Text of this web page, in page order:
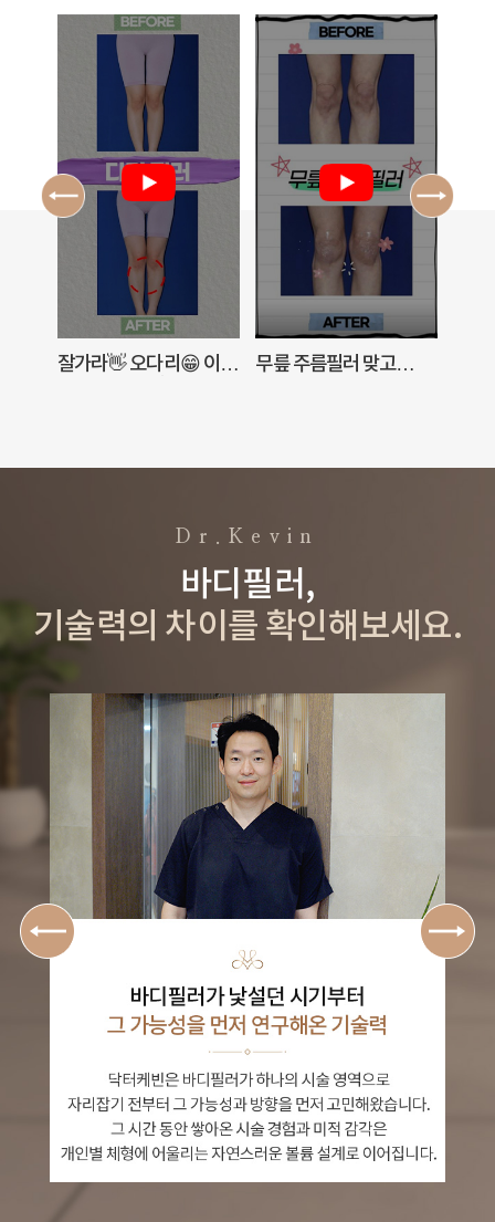
잘가라👋 오다리😁 이제
무릎 주름필러 맞고
Dr.Kevin
바디필러,
기술력의 차이를 확인해보세요.